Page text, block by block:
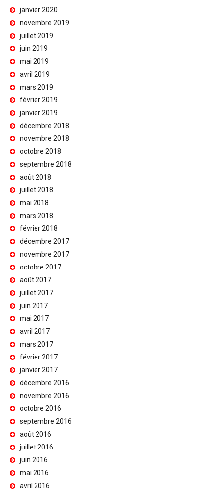
janvier 2020
novembre 2019
juillet 2019
juin 2019
mai 2019
avril 2019
mars 2019
février 2019
janvier 2019
décembre 2018
novembre 2018
octobre 2018
septembre 2018
août 2018
juillet 2018
mai 2018
mars 2018
février 2018
décembre 2017
novembre 2017
octobre 2017
août 2017
juillet 2017
juin 2017
mai 2017
avril 2017
mars 2017
février 2017
janvier 2017
décembre 2016
novembre 2016
octobre 2016
septembre 2016
août 2016
juillet 2016
juin 2016
mai 2016
avril 2016